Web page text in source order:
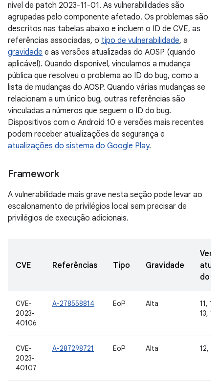
nível de patch 2023-11-01. As vulnerabilidades são
agrupadas pelo componente afetado. Os problemas são
descritos nas tabelas abaixo e incluem o ID de CVE, as
referências associadas, o tipo de vulnerabilidade, a
gravidade e as versões atualizadas do AOSP (quando
aplicável). Quando disponível, vinculamos a mudança
pública que resolveu o problema ao ID do bug, como a
lista de mudanças do AOSP. Quando várias mudanças se
relacionam a um único bug, outras referências são
vinculadas a números que seguem o ID do bug.
Dispositivos com o Android 10 e versões mais recentes
podem receber atualizações de segurança e
atualizações do sistema do Google Play.
Framework
A vulnerabilidade mais grave nesta seção pode levar ao
escalonamento de privilégios local sem precisar de
privilégios de execução adicionais.
CVE Referências Tipo Gravidade
do
CVE-
2023-
40106
A-278558814 EoP Alta
11,
13, 14
CVE-
2023-
40107
A-287298721 EoP Alta 12,